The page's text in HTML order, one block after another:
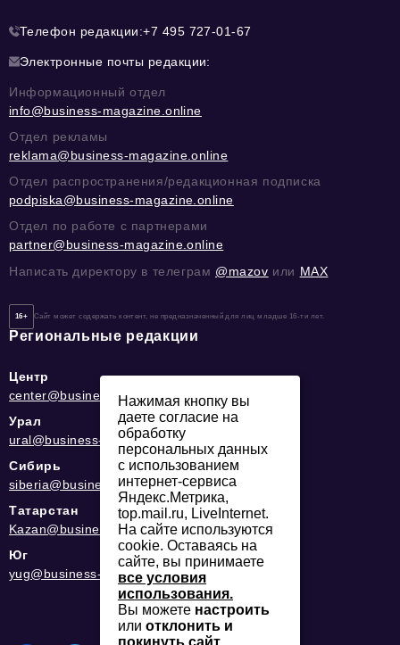
Телефон редакции:+7 495 727-01-67
Электронные почты редакции:
Информационный отдел
info@business-magazine.online
Отдел рекламы
reklama@business-magazine.online
Отдел распространения/редакционная подписка
podpiska@business-magazine.online
Отдел по работе с партнерами
partner@business-magazine.online
Написать директору в телеграм @mazov или MAX
16+ Сайт может содержать контент, не предназначенный для лиц младше 16-ти лет.
Региональные редакции
Центр
center@business-magazine.online
Урал
ural@business-magazine.online
Сибирь
siberia@business-magazine.online
Татарстан
Kazan@business-magazine.online
Юг
yug@business-magazine.online
Нажимая кнопку вы
даете согласие на
обработку
персональных данных
с использованием
интернет-сервиса
Яндекс.Метрика,
top.mail.ru, LiveInternet.
На сайте используются
cookie. Оставаясь на
сайте, вы принимаете
все условия
использования.
Вы можете настроить
или отклонить и
покинуть сайт